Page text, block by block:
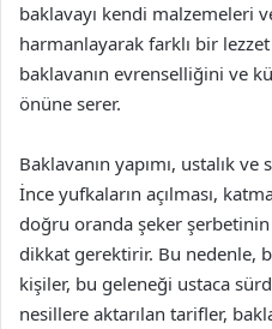
baklavayı kendi malzemeleri
harmanlayarak farklı bir
baklavanın evrenselliğini ve
önüne serer.
Baklavanın yapımı, ustalık
İnce yufkaların açılması,
doğru oranda şeker
dikkat gerektirir. Bu nedenle,
kişiler, bu geleneği ustaca
nesillere aktarılan tarifler,